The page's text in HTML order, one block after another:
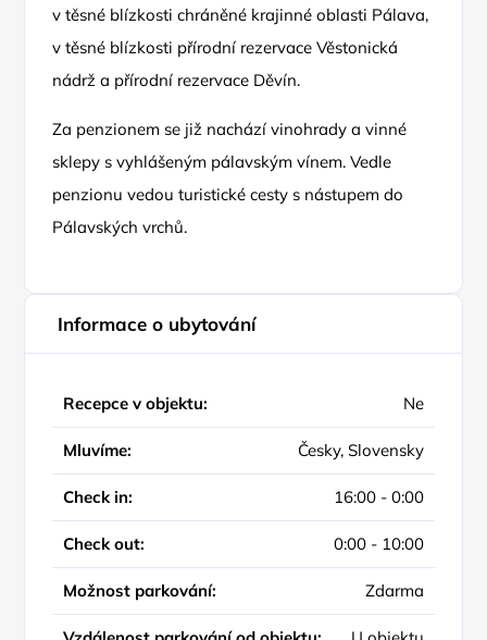
v těsné blízkosti chráněné krajinné oblasti Pálava,
v těsné blízkosti přírodní rezervace Věstonická
nádrž a přírodní rezervace Děvín.
Za penzionem se již nachází vinohrady a vinné
sklepy s vyhlášeným pálavským vínem. Vedle
penzionu vedou turistické cesty s nástupem do
Pálavských vrchů.
Informace o ubytování
Recepce v objektu: Ne
Mluvíme: Česky, Slovensky
Check in: 16:00 - 0:00
Check out: 0:00 - 10:00
Možnost parkování: Zdarma